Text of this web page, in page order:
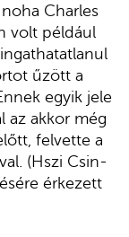
Charles
volt például
űzött a
egyik jele
az akkor még
felvette a
(Hszi Csin-
érkezett